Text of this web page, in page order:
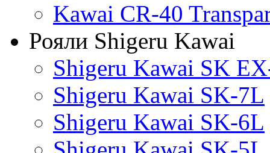
Kawai CR-40
Рояли Shigeru Kawai
Shigeru Kawai SK
Shigeru Kawai SK-7L
Shigeru Kawai SK-6L